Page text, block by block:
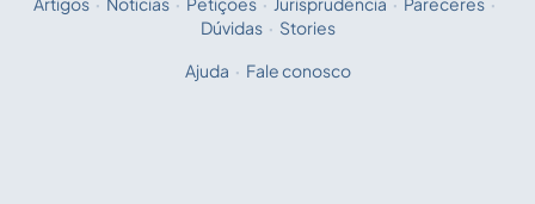
Fale com a IA
Dúvidas · Stories
Ajuda · Fale conosco